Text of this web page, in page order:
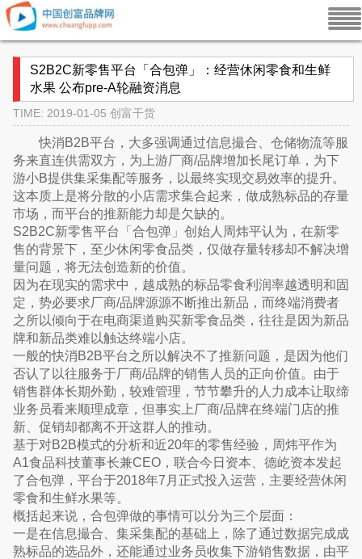
S2B2C新零售平台「合包弹」：经营休闲零食和生鲜
水果 公布pre-A轮融资消息
TIME: 2019-01-05 创富干货
快消B2B平台，大多强调通过信息撮合、仓储物流等服
务来直连供需双方，为上游厂商/品牌增加长尾订单，为下
游小B提供集采集配等服务，以最终实现交易效率的提升。
这本质上是将分散的小店需求集合起来，做成熟标品的存量
市场，而平台的推新能力却是欠缺的。
S2B2C新零售平台「合包弹」创始人周炜平认为，在新零
售的背景下，至少休闲零食品类，仅做存量转移却不解决增
量问题，将无法创造新的价值。
因为在现实的需求中，越成熟的标品零食利润率越透明和固
定，势必要求厂商/品牌源源不断推出新品，而终端消费者
之所以倾向于在电商渠道购买新零食品类，往往是因为新品
牌和新品类难以触达终端小店。
一般的快消B2B平台之所以解决不了推新问题，是因为他们
否认了以往服务于厂商/品牌的销售人员的正向价值。由于
销售群体长期外勤，较难管理，节节攀升的人力成本让取缔
业务员看来顺理成章，但事实上厂商/品牌在终端门店的推
新、促销却都离不开这群人的推动。
基于对B2B模式的分析和近20年的零售经验，周炜平作为
A1食品科技董事长兼CEO，联合今日资本、德屹资本发起
了合包弹，平台于2018年7月正式投入运营，主要经营休闲
零食和生鲜水果等。
概括起来说，合包弹做的事情可以分为三个层面：
一是在信息撮合、集采集配的基础上，除了通过数据完成成
熟标品的选品外，还能通过业务员收集下游销售数据，由平